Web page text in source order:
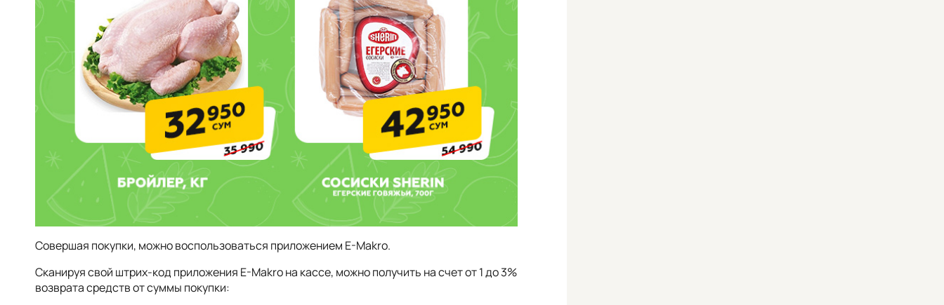
Совершая покупки, можно воспользоваться приложением E-Makro.
Сканируя свой штрих-код приложения E-Makro на кассе, можно получить на счет от 1 до 3%
возврата средств от суммы покупки: